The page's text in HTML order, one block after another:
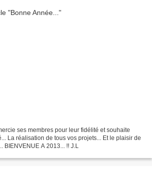
ses membres pour leur fidélité et souhaite
La réalisation de tous vos projets... Et le plaisir de
BIENVENUE A 2013... !! J.L